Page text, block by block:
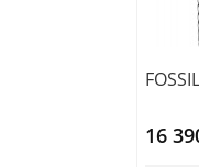
16